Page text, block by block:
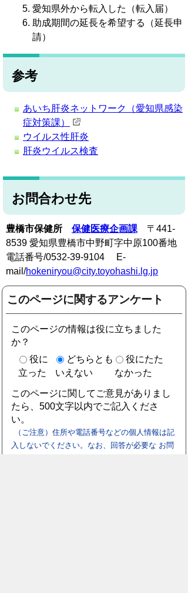
愛知県外から転入した（転入届）
助成期間の延長を希望する（延長申
請）
参考
あいち肝炎ネットワーク（愛知県感染
症対策課）
ウイルス性肝炎
肝炎ウイルス検査
お問合わせ先
豊橋市保健所 保健医療企画課 〒441-
8539 愛知県豊橋市中野町字中原100番地
電話番号/0532-39-9104 E-
mail/hokeniryou@city.toyohashi.lg.jp
このページに関するアンケート
このページの情報は役に立ちました
か？
役に
立った
どちらとも
いえない
役にたた
なかった
このページに関してご意見がありまし
たら、500文字以内でご記入くださ
い。
（ご注意）住所や電話番号などの個人情報は記
入しないでください。なお、回答が必要な お問